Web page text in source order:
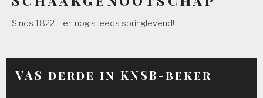
Sinds 1822 – en nog steeds springlevend!
VAS derde in KNSB-beker